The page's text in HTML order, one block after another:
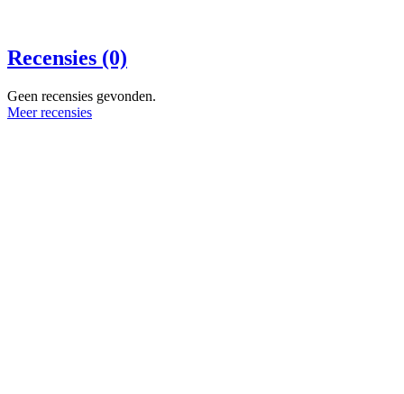
Recensies (0)
Geen recensies gevonden.
Meer recensies